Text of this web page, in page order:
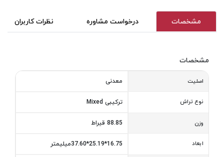
مشخصات درخواست مشاوره نظرات کاربران
مشخصات
اصلیت معدنی
نوع تراش ترکیبی Mixed
وزن 88.85 قیراط
ابعاد 16.75*25.19*37.60میلیمتر